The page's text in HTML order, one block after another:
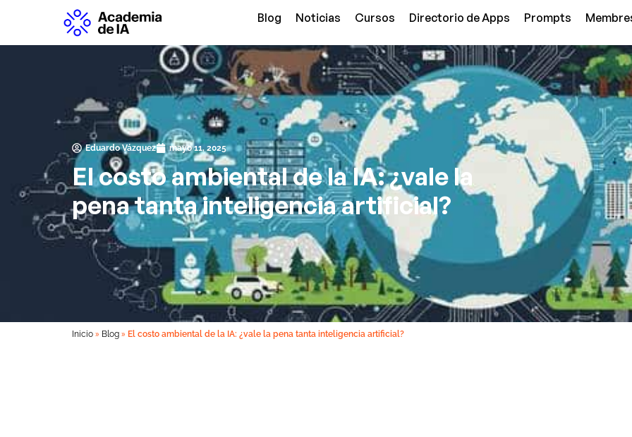
Blog Noticias Cursos Directorio de Apps Prompts
Eduardo Vázquez mayo 11, 2025
El costo ambiental de la IA: ¿vale la
pena tanta inteligencia artificial?
Inicio » Blog » El costo ambiental de la IA: ¿vale la pena tanta inteligencia artificial?